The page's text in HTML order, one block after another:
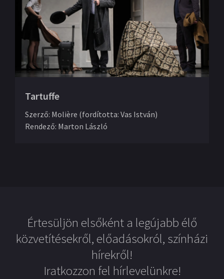
Tartuffe
Szerző: Molière (fordította: Vas István)
Rendező: Marton László
Értesüljön elsőként a legújabb élő
közvetítésekről, előadásokról, színházi
hírekről!
Iratkozzon fel hírlevelünkre!